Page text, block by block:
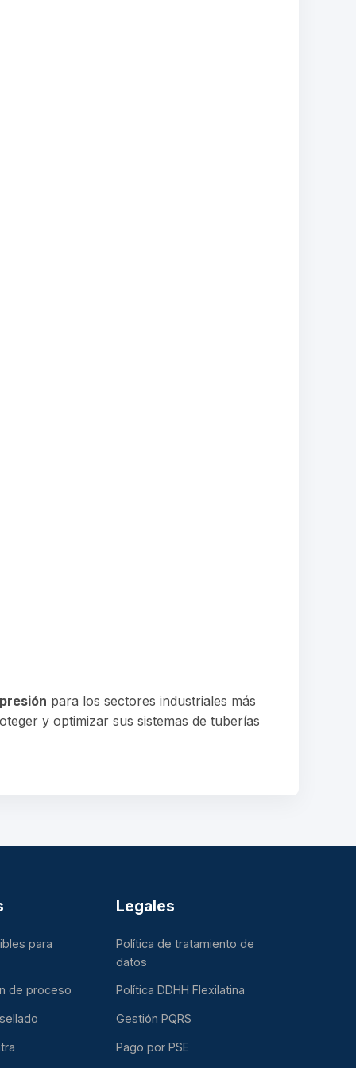
para los sectores industriales más
y optimizar sus sistemas de tuberías
para
de proceso
Legales
Política de tratamiento de
datos
Política DDHH Flexilatina
Gestión PQRS
Pago por PSE